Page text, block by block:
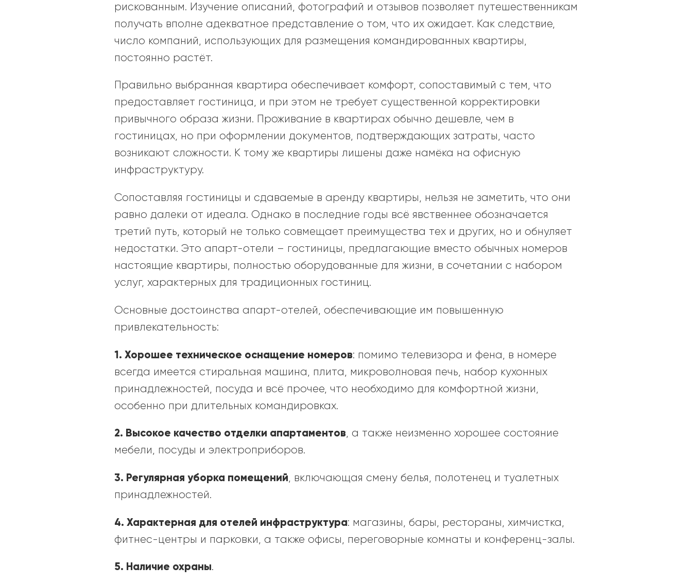
рискованным. Изучение описаний, фотографий и отзывов позволяет путешественникам
получать вполне адекватное представление о том, что их ожидает. Как следствие,
число компаний, использующих для размещения командированных квартиры,
постоянно растёт.
Правильно выбранная квартира обеспечивает комфорт, сопоставимый с тем, что
предоставляет гостиница, и при этом не требует существенной корректировки
привычного образа жизни. Проживание в квартирах обычно дешевле, чем в
гостиницах, но при оформлении документов, подтверждающих затраты, часто
возникают сложности. К тому же квартиры лишены даже намёка на офисную
инфраструктуру.
Сопоставляя гостиницы и сдаваемые в аренду квартиры, нельзя не заметить, что они
равно далеки от идеала. Однако в последние годы всё явственнее обозначается
третий путь, который не только совмещает преимущества тех и других, но и обнуляет
недостатки. Это апарт-отели – гостиницы, предлагающие вместо обычных номеров
настоящие квартиры, полностью оборудованные для жизни, в сочетании с набором
услуг, характерных для традиционных гостиниц.
Основные достоинства апарт-отелей, обеспечивающие им повышенную
привлекательность:
1. Хорошее техническое оснащение номеров: помимо телевизора и фена, в номере
всегда имеется стиральная машина, плита, микроволновая печь, набор кухонных
принадлежностей, посуда и всё прочее, что необходимо для комфортной жизни,
особенно при длительных командировках.
2. Высокое качество отделки апартаментов, а также неизменно хорошее состояние
мебели, посуды и электроприборов.
3. Регулярная уборка помещений, включающая смену белья, полотенец и туалетных
принадлежностей.
4. Характерная для отелей инфраструктура: магазины, бары, рестораны, химчистка,
фитнес-центры и парковки, а также офисы, переговорные комнаты и конференц-залы.
5. Наличие охраны.